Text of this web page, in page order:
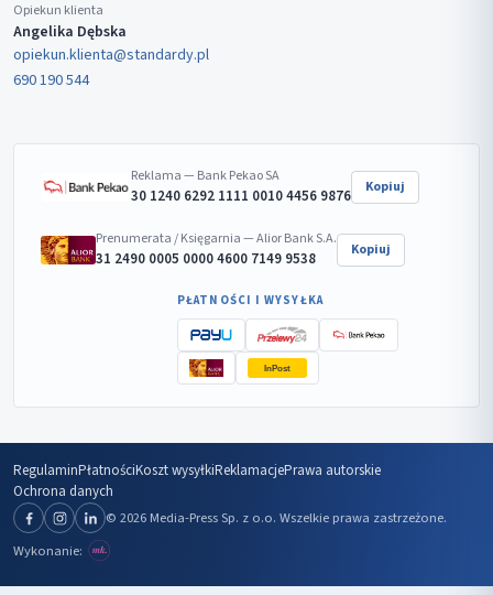
Opiekun klienta
Angelika Dębska
opiekun.klienta@standardy.pl
690 190 544
Reklama — Bank Pekao SA
30 1240 6292 1111 0010 4456 9876 Kopiuj
Prenumerata / Księgarnia — Alior Bank S.A.
31 2490 0005 0000 4600 7149 9538 Kopiuj
PŁATNOŚCI I WYSYŁKA
InPost
RegulaminPłatnościKoszt wysyłkiReklamacjePrawa autorskie
Ochrona danych
© 2026 Media-Press Sp. z o.o. Wszelkie prawa zastrzeżone.
Wykonanie: